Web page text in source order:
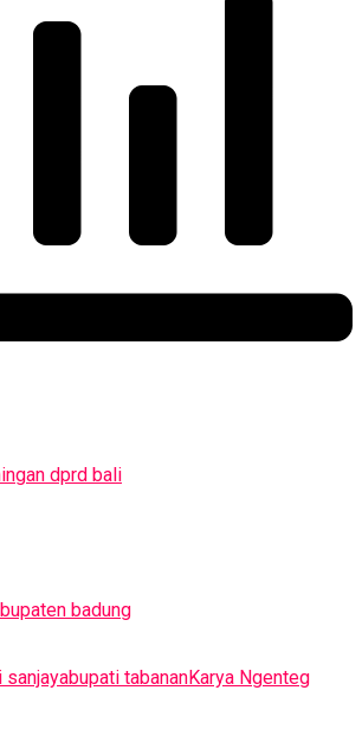
sanjayabupati tabananKarya Ngenteg